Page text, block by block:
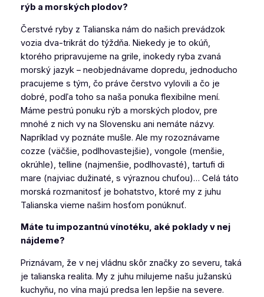
rýb a morských plodov?
Čerstvé ryby z Talianska nám do našich prevádzok
vozia dva-trikrát do týždňa. Niekedy je to okúň,
ktorého pripravujeme na grile, inokedy ryba zvaná
morský jazyk – neobjednávame dopredu, jednoducho
pracujeme s tým, čo práve čerstvo vylovili a čo je
dobré, podľa toho sa naša ponuka flexibilne mení.
Máme pestrú ponuku rýb a morských plodov, pre
mnohé z nich vy na Slovensku ani nemáte názvy.
Napríklad vy poznáte mušle. Ale my rozoznávame
cozze (väčšie, podlhovastejšie), vongole (menšie,
okrúhle), telline (najmenšie, podlhovasté), tartufi di
mare (najviac dužinaté, s výraznou chuťou)… Celá táto
morská rozmanitosť je bohatstvo, ktoré my z juhu
Talianska vieme našim hosťom ponúknuť.
Máte tu impozantnú vínotéku, aké poklady v nej
nájdeme?
Priznávam, že v nej vládnu skôr značky zo severu, taká
je talianska realita. My z juhu milujeme našu južanskú
kuchyňu, no vína majú predsa len lepšie na severe.